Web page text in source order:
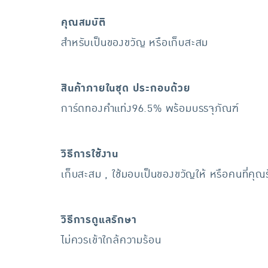
คุณสมบัติ
สำหรับเป็นของขวัญ หรือเก็บสะสม
สินค้าภายในชุด ประกอบด้วย
การ์ดทองคำแท่ง96.5% พร้อมบรรจุภัณฑ์
วิธีการใช้งาน
เก็บสะสม , ใช้มอบเป็นของขวัญให้ หรือคนที่คุ
วิธีการดูแลรักษา
ไม่ควรเข้าใกล้ความร้อน